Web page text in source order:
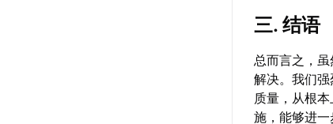
三. 结语
总而言之，
解决。我们
质量，从根
施，能够进